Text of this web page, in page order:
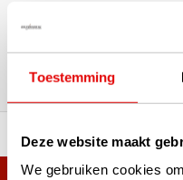
Toestemming
Deze website maakt
We gebruiken cookies
TrustPilot, Google
Reviews:
say
of premium brands!